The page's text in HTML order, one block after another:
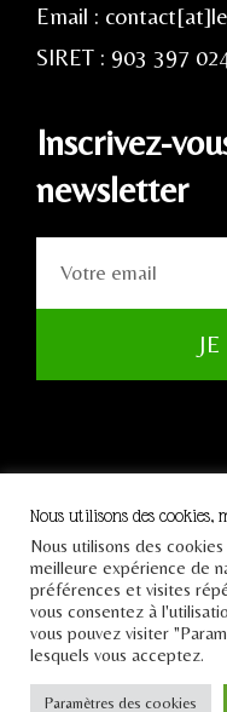
Email :
SIRET : 903 397
Inscrivez-
newsletter
Tous droits réservés
Pont 2021
Design
Nous utilisons des cookies,
Nous utilisons des
meilleure expérience de
préférences et visites
vous consentez à
vous pouvez visiter
lesquels vous acceptez.
Paramètres des cookies